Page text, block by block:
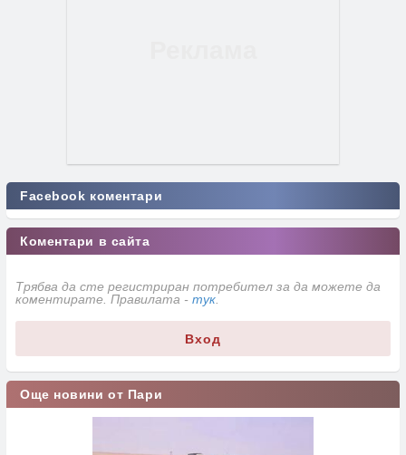
Facebook коментари
Коментари в сайта
Трябва да сте регистриран потребител за да можете да
коментирате. Правилата - тук
Вход
Още новини от Пари